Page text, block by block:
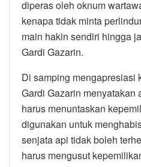
diperas oleh oknum
kenapa tidak minta
main hakin sendiri hingga
Gardi Gazarin.
Di samping mengapresiasi
Gardi Gazarin menyatakan
harus menuntaskan
digunakan untuk
senjata api tidak boleh
harus mengusut